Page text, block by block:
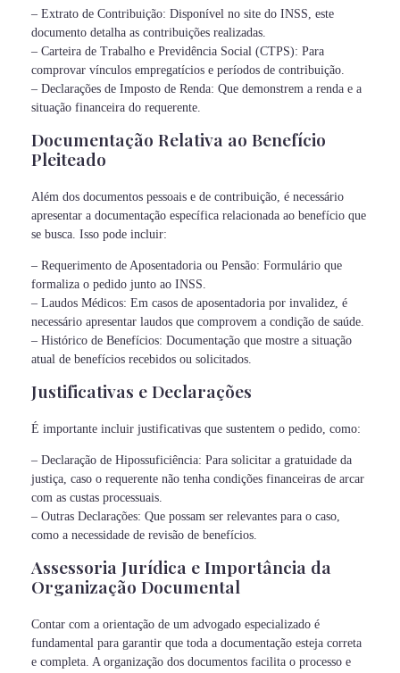
– Extrato de Contribuição: Disponível no site do INSS, este
documento detalha as contribuições realizadas.
– Carteira de Trabalho e Previdência Social (CTPS): Para
comprovar vínculos empregatícios e períodos de contribuição.
– Declarações de Imposto de Renda: Que demonstrem a renda e a
situação financeira do requerente.
Documentação Relativa ao Benefício
Pleiteado
Além dos documentos pessoais e de contribuição, é necessário
apresentar a documentação específica relacionada ao benefício que
se busca. Isso pode incluir:
– Requerimento de Aposentadoria ou Pensão: Formulário que
formaliza o pedido junto ao INSS.
– Laudos Médicos: Em casos de aposentadoria por invalidez, é
necessário apresentar laudos que comprovem a condição de saúde.
– Histórico de Benefícios: Documentação que mostre a situação
atual de benefícios recebidos ou solicitados.
Justificativas e Declarações
É importante incluir justificativas que sustentem o pedido, como:
– Declaração de Hipossuficiência: Para solicitar a gratuidade da
justiça, caso o requerente não tenha condições financeiras de arcar
com as custas processuais.
– Outras Declarações: Que possam ser relevantes para o caso,
como a necessidade de revisão de benefícios.
Assessoria Jurídica e Importância da
Organização Documental
Contar com a orientação de um advogado especializado é
fundamental para garantir que toda a documentação esteja correta
e completa. A organização dos documentos facilita o processo e